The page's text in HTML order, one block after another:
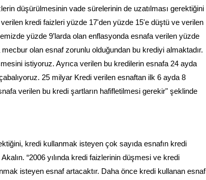
düşürülmesinin vade sürelerinin de uzatılması gerektiğini
kredi faizleri yüzde 17'den yüzde 15'e düştü ve verilen
yüzde 9’larda olan enflasyonda esnafa verilen yüzde
olan esnaf zorunlu olduğundan bu krediyi almaktadır.
istiyoruz. Ayrıca verilen bu kredilerin esnafa 24 ayda
25 milyar Kredi verilen esnaftan ilk 6 ayda 8
verilen bu kredi şartların hafifletilmesi gerekir" şeklinde
kredi kullanmak isteyen çok sayıda esnafın kredi
“2006 yılında kredi faizlerinin düşmesi ve kredi
isteyen esnaf artacaktır. Daha önce kredi kullanan esnaf